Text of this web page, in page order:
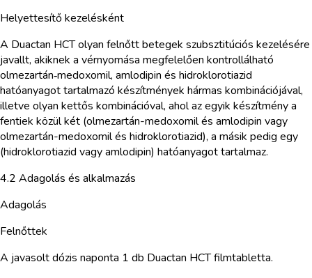
Helyettesítő kezelésként
A Duactan HCT olyan felnőtt betegek szubsztitúciós kezelésére
javallt, akiknek a vérnyomása megfelelően kontrollálható
olmezartán‑medoxomil, amlodipin és hidroklorotiazid
hatóanyagot tartalmazó készítmények hármas kombinációjával,
illetve olyan kettős kombinációval, ahol az egyik készítmény a
fentiek közül két (olmezartán-medoxomil és amlodipin vagy
olmezartán-medoxomil és hidroklorotiazid), a másik pedig egy
(hidroklorotiazid vagy amlodipin) hatóanyagot tartalmaz.
4.2 Adagolás és alkalmazás
Adagolás
Felnőttek
A javasolt dózis naponta 1 db Duactan HCT filmtabletta.